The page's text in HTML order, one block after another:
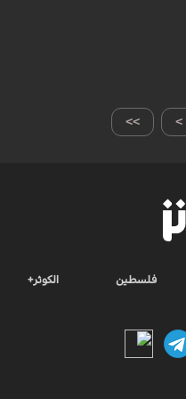
>> >
فلسطين الكوثر+